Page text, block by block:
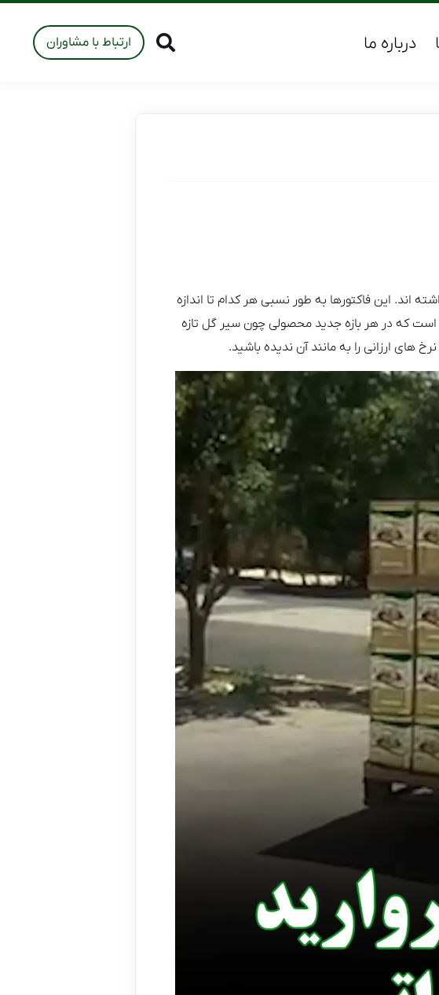
درباره ما ارتباط با مشاوران
اند. این فاکتورها به طور نسبی هر کدام تا اندازه‌
که در هر بازه جدید محصولی چون سیر گل تازه
های ارزانی را به مانند آن ندیده باشید.